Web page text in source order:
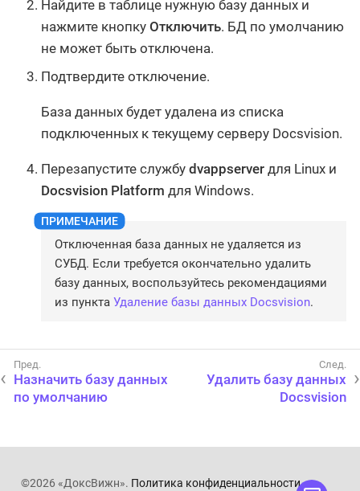
Найдите в таблице нужную базу данных и
нажмите кнопку Отключить. БД по умолчанию
не может быть отключена.
Подтвердите отключение.
База данных будет удалена из списка
подключенных к текущему серверу Docsvision.
Перезапустите службу dvappserver для Linux и
Docsvision Platform для Windows.
Отключенная база данных не удаляется из
СУБД. Если требуется окончательно удалить
базу данных, воспользуйтесь рекомендациями
из пункта Удаление базы данных Docsvision.
Назначить базу данных
по умолчанию
Удалить базу данных
Docsvision
©2026 «ДоксВижн». Политика конфиденциальности.